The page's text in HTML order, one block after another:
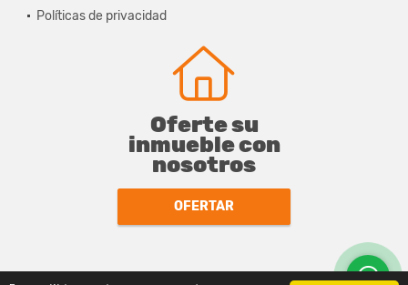
Políticas de privacidad
Oferte su
inmueble con
nosotros
OFERTAR